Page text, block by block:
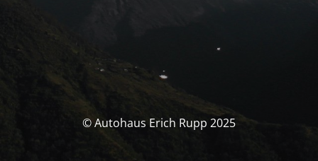
© Autohaus Erich Rupp 2025